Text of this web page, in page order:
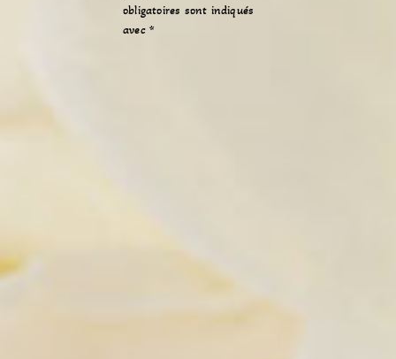
obligatoires sont indiqués
avec *